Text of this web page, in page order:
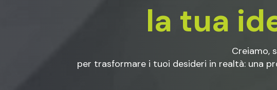
la tua
Creiamo,
per trasformare i tuoi desideri in realtà: una